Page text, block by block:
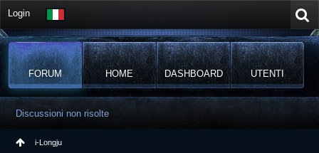
Login
FORUM HOME DASHBOARD UTENTI
Discussioni non risolte
i-Longju